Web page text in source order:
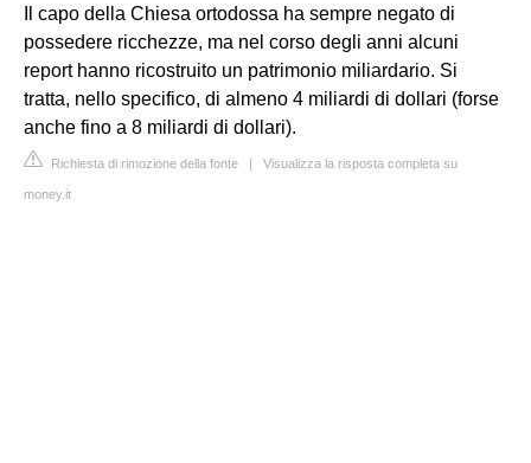
Il capo della Chiesa ortodossa ha sempre negato di
possedere ricchezze, ma nel corso degli anni alcuni
report hanno ricostruito un patrimonio miliardario. Si
tratta, nello specifico, di almeno 4 miliardi di dollari (forse
anche fino a 8 miliardi di dollari).
Richiesta di rimozione della fonte | Visualizza la risposta completa su
money.it